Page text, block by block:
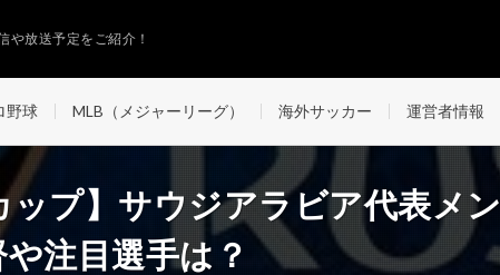
や放送予定をご紹介！
野球 MLB（メジャーリーグ） 海外サッカー 運営者情報
ップ】サウジアラビア代表メン
注目選手は？